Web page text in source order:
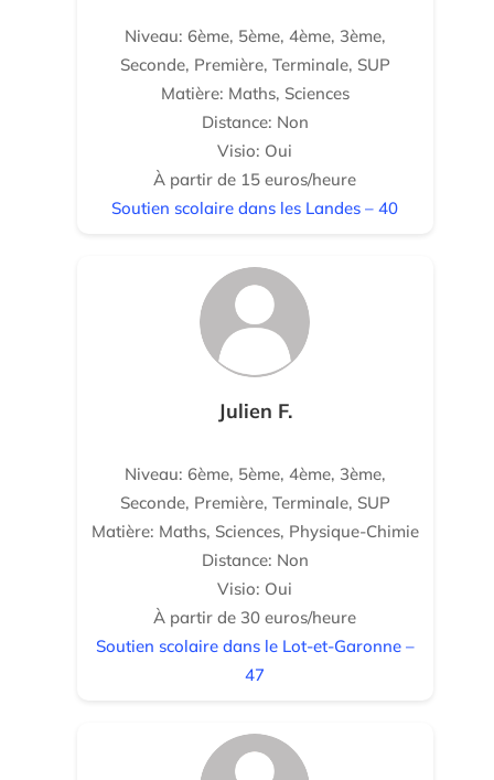
Niveau: 6ème, 5ème, 4ème, 3ème,
Seconde, Première, Terminale, SUP
Matière: Maths, Sciences
Distance: Non
Visio: Oui
À partir de 15 euros/heure
Soutien scolaire dans les Landes – 40
Julien F.
Niveau: 6ème, 5ème, 4ème, 3ème,
Seconde, Première, Terminale, SUP
Matière: Maths, Sciences, Physique-Chimie
Distance: Non
Visio: Oui
À partir de 30 euros/heure
Soutien scolaire dans le Lot-et-Garonne –
47